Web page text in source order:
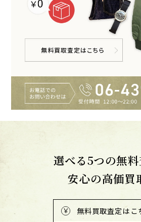
選べる5つの無料
安心の高価買
無料買取査定はこ